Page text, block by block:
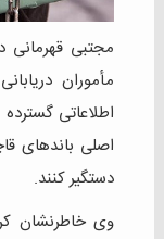
مجتبی
مأموران
دستگیر کنند.